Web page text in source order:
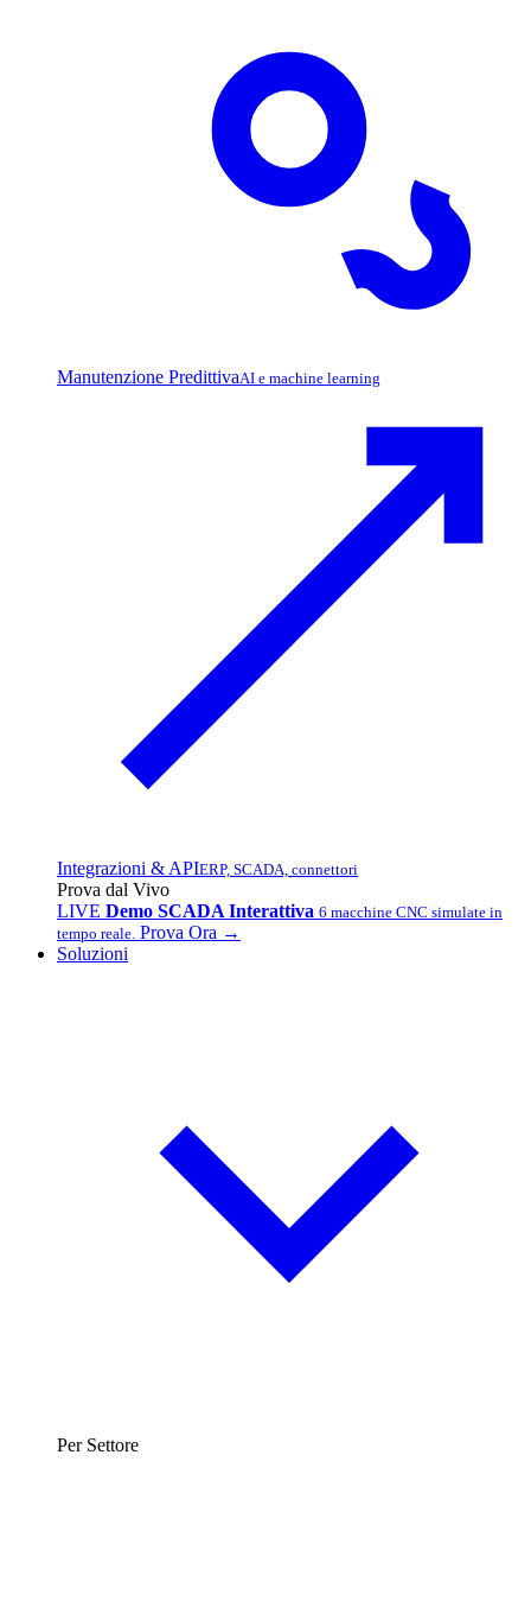
Manutenzione PredittivaAI e machine learning
Integrazioni & APIERP, SCADA, connettori
Prova dal Vivo
LIVE Demo SCADA Interattiva 6 macchine CNC simulate in
tempo reale. Prova Ora →
Soluzioni
Per Settore